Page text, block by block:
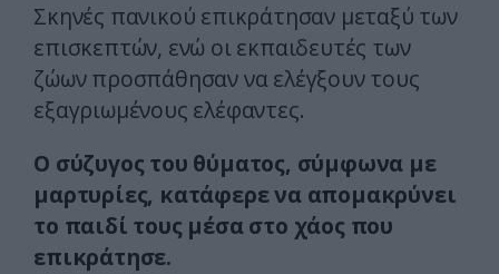
Σκηνές πανικού επικράτησαν μεταξύ των
επισκεπτών, ενώ οι εκπαιδευτές των
ζώων προσπάθησαν να ελέγξουν τους
εξαγριωμένους ελέφαντες.
Ο σύζυγος του θύματος, σύμφωνα με
μαρτυρίες, κατάφερε να απομακρύνει
το παιδί τους μέσα στο χάος που
επικράτησε.